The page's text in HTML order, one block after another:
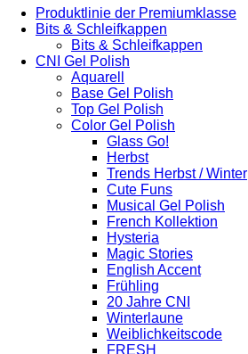
Produktlinie der Premiumklasse
Bits & Schleifkappen
Bits & Schleifkappen
CNI Gel Polish
Aquarell
Base Gel Polish
Top Gel Polish
Color Gel Polish
Glass Go!
Herbst
Trends Herbst / Winter
Cute Funs
Musical Gel Polish
French Kollektion
Hysteria
Magic Stories
English Accent
Frühling
20 Jahre CNI
Winterlaune
Weiblichkeitscode
FRESH